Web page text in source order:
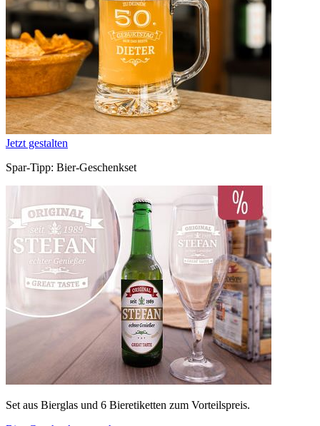
Jetzt gestalten
Spar-Tipp: Bier-Geschenkset
Set aus Bierglas und 6 Bieretiketten zum Vorteilspreis.